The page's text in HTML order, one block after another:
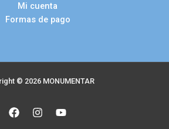
Mi cuenta
Formas de pago
© 2026 MONUMENTAR